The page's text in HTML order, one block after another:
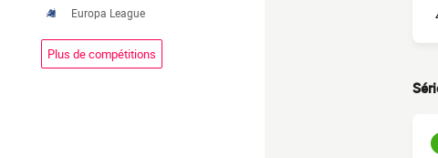
Europa League
Plus de compétitions